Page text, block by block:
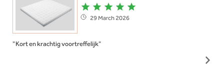
29 March 2026
"Kort en krachtig voortreffelijk"